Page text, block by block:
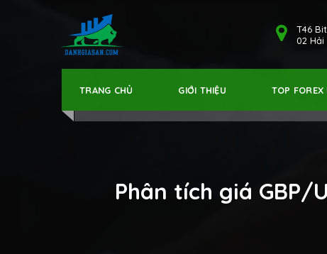
T46
02 Hải
TRANG CHỦ GIỚI THIỆU TOP FOREX
Phân tích giá GBP/